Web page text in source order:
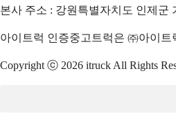
본사 주소 : 강원특별자치도 인제군
아이트럭 인증중고트럭은 ㈜아이
Copyright ⓒ 2026 itruck All Rights